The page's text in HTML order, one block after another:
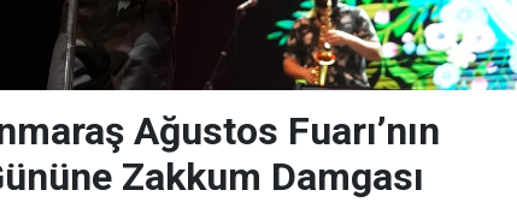
Ağustos Fuarı’nın
Zakkum Damgası